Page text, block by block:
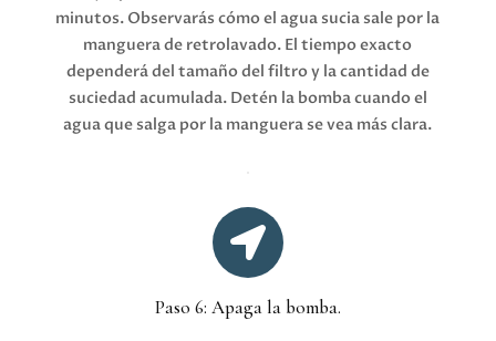
minutos. Observarás cómo el agua sucia sale por la
manguera de retrolavado. El tiempo exacto
dependerá del tamaño del filtro y la cantidad de
suciedad acumulada. Detén la bomba cuando el
agua que salga por la manguera se vea más clara.

Paso 6: Apaga la bomba.